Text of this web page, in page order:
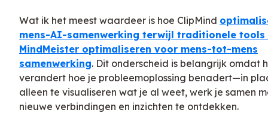
Wat ik het meest waardeer is hoe ClipMind
mens-AI-samenwerking terwijl traditionele tools
MindMeister optimaliseren voor mens-tot-mens
samenwerking. Dit onderscheid is belangrijk omdat
verandert hoe je probleemoplossing benadert—in
alleen te visualiseren wat je al weet, werk je samen
nieuwe verbindingen en inzichten te ontdekken.